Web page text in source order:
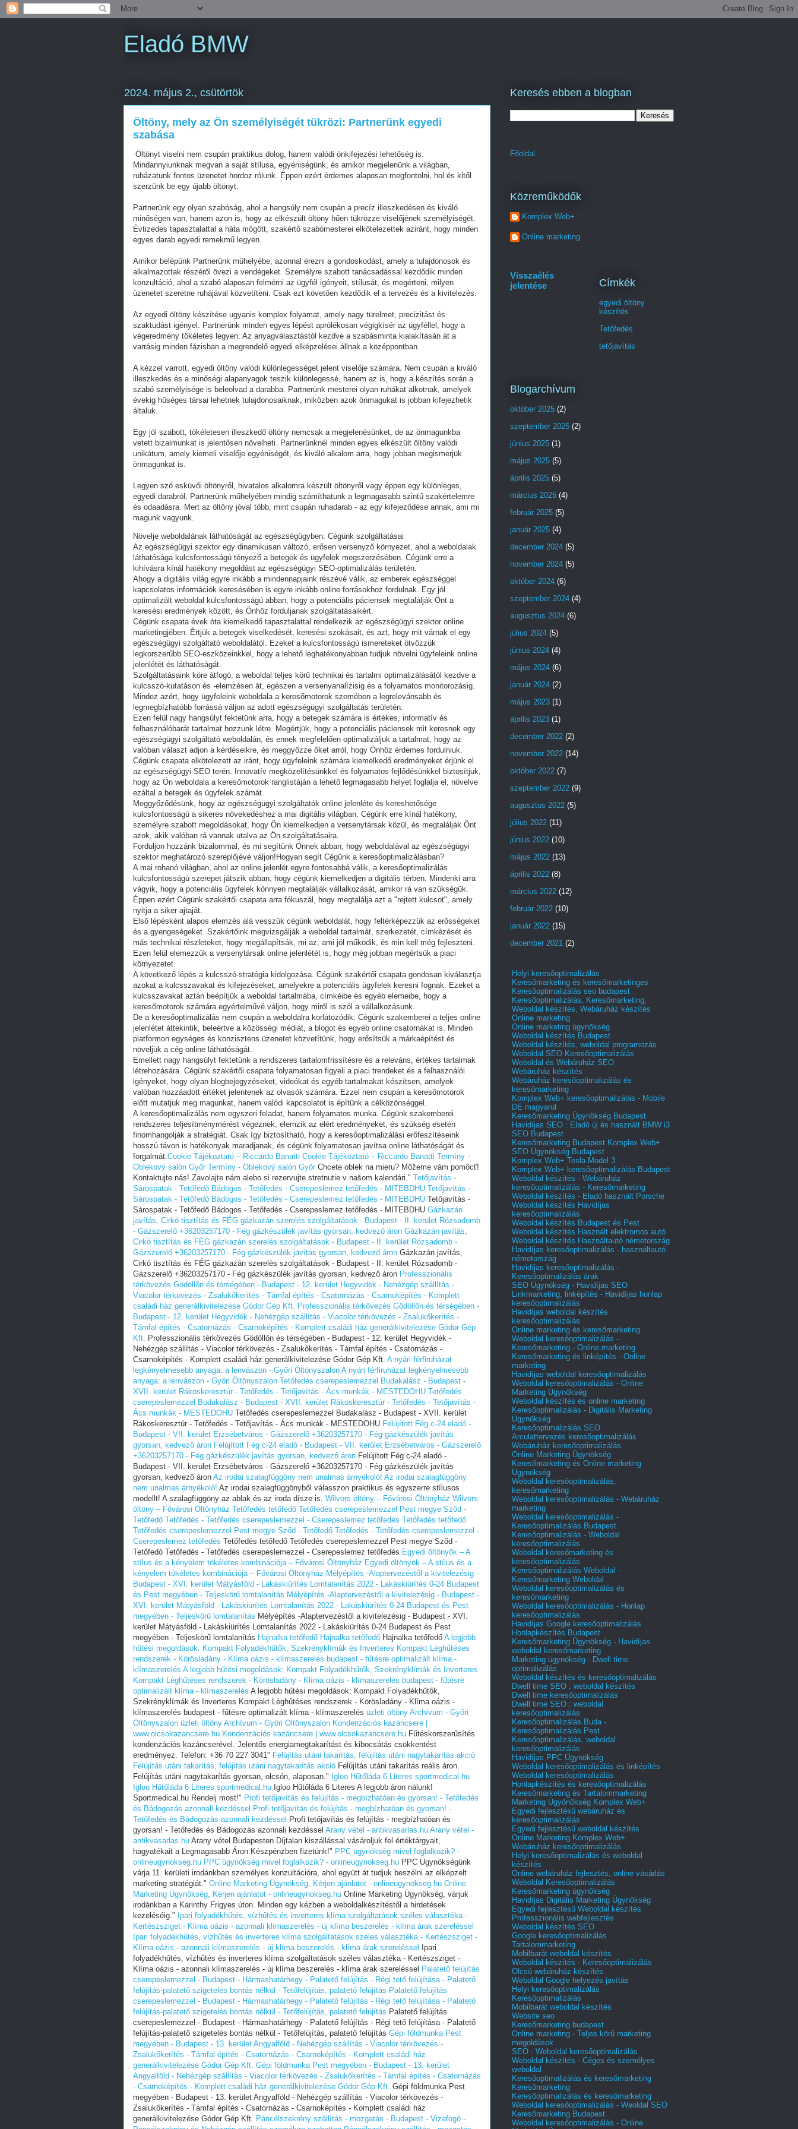
Eladó BMW
2024. május 2., csütörtök
Öltöny, mely az Ön személyiségét tükrözi: Partnerünk egyedi
szabása
Öltönyt viselni nem csupán praktikus dolog, hanem valódi önkifejezési lehetőség is.
Mindannyiunknak megvan a saját stílusa, egyéniségünk, és amikor megjelenünk a világban,
ruházatunk fontos üzenetet hordoz rólunk. Éppen ezért érdemes alaposan megfontolni, hol és kitől
szerzünk be egy újabb öltönyt.
Partnerünk egy olyan szabóság, ahol a hangsúly nem csupán a precíz illeszkedésen és kiváló
minőségen van, hanem azon is, hogy az elkészült öltöny hűen tükrözze viselőjének személyiségét.
Évtizedes tapasztalattal a háta mögött, szakértő szabómesterei elkötelezettek aziránt, hogy minden
egyes darab egyedi remekmű legyen.
Amikor belépünk Partnerünk műhelyébe, azonnal érezni a gondoskodást, amely a tulajdonosok és
alkalmazottak részéről övezi a vendégeket. Személyre szabott tanácsadással kezdődik minden
konzultáció, ahol a szabó alaposan felmérni az ügyfél igényeit, stílusát, és megérteni, milyen
üzenetet szeretne ruhájával közvetíteni. Csak ezt követően kezdődik el a tervezés és a kivitelezés.
Az egyedi öltöny készítése ugyanis komplex folyamat, amely nagy türelmet, precizitást és
szaktudást igényel. Partnerünk minden egyes lépést aprólékosan végigkísér az ügyféllel, hogy a
végeredmény tökéletes legyen. Az anyagválasztástól kezdve a szabásminta kialakításán át a
varrásig minden fázisban a megrendelő egyedi elképzelései állnak a középpontban.
A kézzel varrott, egyedi öltöny valódi különlegességet jelent viselője számára. Nem csupán a kiváló
illeszkedés és a minőségi alapanyagok teszik különlegessé, hanem az is, hogy a készítés során a
szabó személyisége is beleolvad a darabba. Partnerünk mesterei olyan ruhákat alkotnak, amelyek
évekig hűséges társai lehetnek tulajdonosaiknak, miközben azok önmagukat is jobban kifejezhetik
általuk.
Egy jól szabott, tökéletesen illeszkedő öltöny nemcsak a megjelenésünket, de az önmagunkba
vetett bizalmunkat is jelentősen növelheti. Partnerünknél minden egyes elkészült öltöny valódi
unikátum, amely kiemeli viselője egyéniségét, és kiváló alkalom arra, hogy jobban megismerjük
önmagunkat is.
Legyen szó esküvői öltönyről, hivatalos alkalomra készült öltönyről vagy éppen egy különleges,
egyedi darabról, Partnerünk műhelyében mindig számíthatunk a legmagasabb szintű szakértelemre
és odaadásra. Mert az öltöny jóval több, mint csupán ruhadarab - az egy kifejeződése annak, ami mi
magunk vagyunk.
Növelje weboldalának láthatóságát az egészségügyben: Cégünk szolgáltatásai
Az egészségügyi szektor egy dinamikusan változó, erősen versenyző környezet, ahol a weboldalak
láthatósága kulcsfontosságú tényező a betegek és ügyfelek megszerzésében. Cégünk erre a
kihívásra kínál hatékony megoldást az egészségügyi SEO-optimalizálás területén.
Ahogy a digitális világ egyre inkább a mindennapjaink részévé válik, az emberek egészséggel
kapcsolatos információk keresésében is egyre inkább online forrásokhoz fordulnak. Egy jól
optimalizált weboldal kulcsfontosságú abban, hogy a potenciális páciensek megtalálják Önt a
keresési eredmények között, és Önhöz forduljanak szolgáltatásaikért.
Cégünk csapata évek óta kiemelkedő tapasztalattal rendelkezik az egészségügyi szektor online
marketingjében. Értjük a betegek viselkedését, keresési szokásait, és azt, hogy mit várnak el egy
egészségügyi szolgáltató weboldalától. Ezeket a kulcsfontosságú ismereteket ötvözzük
legkorszerűbb SEO-eszközeinkkel, hogy a lehető leghatékonyabban tudjuk növelni ügyfeleink online
jelenlétét és láthatóságát.
Szolgáltatásaink köre átfogó: a weboldal teljes körű technikai és tartalmi optimalizálásától kezdve a
kulcsszó-kutatáson és -elemzésen át, egészen a versenyanalízisig és a folyamatos monitorozásig.
Mindez azért, hogy ügyfeleink weboldala a keresőmotorok szemében a legrelevánsabb és
legmegbízhatóbb forrássá váljon az adott egészségügyi szolgáltatás területén.
Ezen felül nagy hangsúlyt fektetünk arra, hogy a betegek számára is értékes, informatív és
felhasználóbarát tartalmat hozzunk létre. Megértjük, hogy a potenciális páciensek mit keresnek egy
egészségügyi szolgáltató weboldalán, és ennek megfelelően optimalizáljuk a tartalmat, hogy az
valóban választ adjon a kérdéseikre, és meggyőzze őket arról, hogy Önhöz érdemes fordulniuk.
Cégünk csapata elkötelezett az iránt, hogy ügyfeleink számára kiemelkedő eredményeket érjünk el
az egészségügyi SEO terén. Innovatív megközelítésünkkel és folyamatos fejlődésünkkel biztosítjuk,
hogy az Ön weboldala a keresőmotorok ranglistáján a lehető legmagasabb helyet foglalja el, növelve
ezáltal a betegek és ügyfelek számát.
Meggyőződésünk, hogy az egészségügyi szolgáltatók online jelenléte és kereshetősége
kulcsfontosságú a sikeres növekedéshez a mai digitális világban. Cégünk erre kínál hatékony,
személyre szabott megoldásokat, hogy Ön kiemelkedjen a versenytársak közül, és megtalálják Önt
azok, akik valóban rá vannak utalva az Ön szolgáltatásaira.
Forduljon hozzánk bizalommal, és mi segítünk Önnek abban, hogy weboldalával az egészségügyi
szektor meghatározó szereplőjévé váljon!Hogyan segít Cégünk a keresőoptimalizálásban?
A mai rohanó világban, ahol az online jelenlét egyre fontosabbá válik, a keresőoptimalizálás
kulcsfontosságú szerepet játszik abban, hogy cégünk kiemelkedjen a digitális térben. Mindenki arra
vágyik, hogy a potenciális ügyfelek könnyen megtalálják vállalkozását, amikor rá van szükségük.
Éppen ezért Cégünk szakértői csapata arra fókuszál, hogy megtalálja azt a "rejtett kulcsot", amely
nyitja a siker ajtaját.
Első lépésként alapos elemzés alá vesszük cégünk weboldalát, hogy feltérképezzük az erősségeket
és a gyengeségeket. Szakértőink megvizsgálják a weboldal tartalmát, szerkezetét, címkézését és
más technikai részleteket, hogy megállapítsák, mi az, ami jól működik, és min kell még fejleszteni.
Ezen felül elemezzük a versenytársak online jelenlétét is, hogy még jobban megértsük a piaci
környezetet.
A következő lépés a kulcsszó-stratégia kidolgozása. Cégünk szakértői csapata gondosan kiválasztja
azokat a kulcsszavakat és kifejezéseket, amelyekre a potenciális ügyfelek keresni fognak. Ezeket a
kulcsszavakat aztán beépítjük a weboldal tartalmába, címkéibe és egyéb elemeibe, hogy a
keresőmotorok számára egyértelművé váljon, hogy miről is szól a vállalkozásunk.
De a keresőoptimalizálás nem csupán a weboldalra korlátozódik. Cégünk szakemberei a teljes online
jelenlétet áttekintik, beleértve a közösségi médiát, a blogot és egyéb online csatornákat is. Minden
platformon egységes és konzisztens üzenetet közvetítünk, hogy erősítsük a márkaépítést és
növeljük a cég online láthatóságát.
Emellett nagy hangsúlyt fektetünk a rendszeres tartalomfrissítésre és a releváns, értékes tartalmak
létrehozására. Cégünk szakértői csapata folyamatosan figyeli a piaci trendeket és a felhasználói
igényeket, hogy olyan blogbejegyzéseket, videókat és egyéb tartalmakat készítsen, amelyek
valóban hozzáadott értéket jelentenek az olvasók számára. Ezzel nem csupán a keresőmotorok
előtt mutatjuk meg magunkat, hanem valódi kapcsolatot is építünk a célközönséggel.
A keresőoptimalizálás nem egyszeri feladat, hanem folyamatos munka. Cégünk szakemberei
rendszeres teljesítménymérést végeznek, elemzik az elért eredményeket, és szükség esetén
finomhangolják a stratégiát. Csak így biztosítható, hogy a keresőoptimalizálási erőfeszítéseink
hosszú távon is hatékonyak maradjanak, és cégünk folyamatosan javítsa online láthatóságát és
forgalmát.Cookie Tájékoztató – Riccardo Banatti Cookie Tájékoztató – Riccardo Banatti Termíny -
Oblekový salón Győr Termíny - Oblekový salón Győr Chcete oblek na mieru? Môžeme vám pomôcť!
Kontaktujte nás! Zavolajte nám alebo si rezervujte stretnutie v našom kalendári." Tetőjavítás -
Sárospatak - Tetőfedő Bádogos - Tetőfedés - Cserepeslemez tetőfedés - MITEBDHU Tetőjavítás -
Sárospatak - Tetőfedő Bádogos - Tetőfedés - Cserepeslemez tetőfedés - MITEBDHU Tetőjavítás -
Sárospatak - Tetőfedő Bádogos - Tetőfedés - Cserepeslemez tetőfedés - MITEBDHU Gázkazán
javítás, Cirkó tisztítás és FÉG gázkazán szerelés szolgáltatások - Budapest - II. kerület Rózsadomb
- Gázszerelő +36203257170 - Fég gázkészülék javítás gyorsan, kedvező áron Gázkazán javítás,
Cirkó tisztítás és FÉG gázkazán szerelés szolgáltatások - Budapest - II. kerület Rózsadomb -
Gázszerelő +36203257170 - Fég gázkészülék javítás gyorsan, kedvező áron Gázkazán javítás,
Cirkó tisztítás és FÉG gázkazán szerelés szolgáltatások - Budapest - II. kerület Rózsadomb -
Gázszerelő +36203257170 - Fég gázkészülék javítás gyorsan, kedvező áron Professzionális
térkövezés Gödöllőn és térségében - Budapest - 12. kerület Hegyvidék - Nehézgép szállítás -
Viacolor térkövezés - Zsalukőkerítés - Támfal építés - Csatornázás - Csarnoképítés - Komplett
családi ház generálkivitelezése Gódor Gép Kft. Professzionális térkövezés Gödöllőn és térségében -
Budapest - 12. kerület Hegyvidék - Nehézgép szállítás - Viacolor térkövezés - Zsalukőkerítés -
Támfal építés - Csatornázás - Csarnoképítés - Komplett családi ház generálkivitelezése Gódor Gép
Kft. Professzionális térkövezés Gödöllőn és térségében - Budapest - 12. kerület Hegyvidék -
Nehézgép szállítás - Viacolor térkövezés - Zsalukőkerítés - Támfal építés - Csatornázás -
Csarnoképítés - Komplett családi ház generálkivitelezése Gódor Gép Kft. A nyári férfiruházat
legkényelmesebb anyaga: a lenvászon - Győri Öltönyszalon A nyári férfiruházat legkényelmesebb
anyaga: a lenvászon - Győri Öltönyszalon Tetőfedés cserepeslemezzel Budakalász - Budapest -
XVII. kerület Rákoskeresztúr - Tetőfedés - Tetőjavítás - Ács munkák - MESTEDOHU Tetőfedés
cserepeslemezzel Budakalász - Budapest - XVII. kerület Rákoskeresztúr - Tetőfedés - Tetőjavítás -
Ács munkák - MESTEDOHU Tetőfedés cserepeslemezzel Budakalász - Budapest - XVII. kerület
Rákoskeresztúr - Tetőfedés - Tetőjavítás - Ács munkák - MESTEDOHU Felújított Fég c-24 eladó -
Budapest - VII. kerület Erzsébetváros - Gázszerelő +36203257170 - Fég gázkészülék javítás
gyorsan, kedvező áron Felújított Fég c-24 eladó - Budapest - VII. kerület Erzsébetváros - Gázszerelő
+36203257170 - Fég gázkészülék javítás gyorsan, kedvező áron Felújított Fég c-24 eladó -
Budapest - VII. kerület Erzsébetváros - Gázszerelő +36203257170 - Fég gázkészülék javítás
gyorsan, kedvező áron Az irodai szalagfüggöny nem unalmas árnyékoló! Az irodai szalagfüggöny
nem unalmas árnyékoló! Az irodai szalagfüggönyből válasszon praktikus és egyszerre stílusos
modellt! A szalagfüggöny az ablak és az iroda dísze is. Wilvors öltöny – Fővárosi Öltönyház Wilvors
öltöny – Fővárosi Öltönyház Tetőfedés tetőfedő Tetőfedés cserepeslemezzel Pest megye Sződ -
Tetőfedő Tetőfedés - Tetőfedés cserepeslemezzel - Cserepeslemez tetőfedés Tetőfedés tetőfedő
Tetőfedés cserepeslemezzel Pest megye Sződ - Tetőfedő Tetőfedés - Tetőfedés cserepeslemezzel -
Cserepeslemez tetőfedés Tetőfedés tetőfedő Tetőfedés cserepeslemezzel Pest megye Sződ -
Tetőfedő Tetőfedés - Tetőfedés cserepeslemezzel - Cserepeslemez tetőfedés Egyedi öltönyök – A
stílus és a kényelem tökéletes kombinációja – Fővárosi Öltönyház Egyedi öltönyök – A stílus és a
kényelem tökéletes kombinációja – Fővárosi Öltönyház Mélyépítés -Alaptervezéstől a kivitelezésig -
Budapest - XVI. kerület Mátyásföld - Lakáskiürítés Lomtalanítás‎ 2022 - Lakáskiürítés 0-24 Budapest
és Pest megyében‎ - Teljeskörű lomtalanítás Mélyépítés -Alaptervezéstől a kivitelezésig - Budapest -
XVI. kerület Mátyásföld - Lakáskiürítés Lomtalanítás‎ 2022 - Lakáskiürítés 0-24 Budapest és Pest
megyében‎ - Teljeskörű lomtalanítás Mélyépítés -Alaptervezéstől a kivitelezésig - Budapest - XVI.
kerület Mátyásföld - Lakáskiürítés Lomtalanítás‎ 2022 - Lakáskiürítés 0-24 Budapest és Pest
megyében‎ - Teljeskörű lomtalanítás Hajnalka tetőfedő Hajnalka tetőfedő Hajnalka tetőfedő A legjobb
hűtési megoldások: Kompakt Folyadékhűtők, Szekrényklímák és Inverteres Kompakt Léghűtéses
rendszerek - Körösladány - Klíma oázis - klímaszerelés budapest - fűtésre optimalizált klíma -
klímaszerelés A legjobb hűtési megoldások: Kompakt Folyadékhűtők, Szekrényklímák és Inverteres
Kompakt Léghűtéses rendszerek - Körösladány - Klíma oázis - klímaszerelés budapest - fűtésre
optimalizált klíma - klímaszerelés A legjobb hűtési megoldások: Kompakt Folyadékhűtők,
Szekrényklímák és Inverteres Kompakt Léghűtéses rendszerek - Körösladány - Klíma oázis -
klímaszerelés budapest - fűtésre optimalizált klíma - klímaszerelés üzleti öltöny Archívum - Győri
Öltönyszalon üzleti öltöny Archívum - Győri Öltönyszalon Kondenzációs kazáncsere |
www.olcsokazancsere.hu Kondenzációs kazáncsere | www.olcsokazancsere.hu Fűtéskorszerűsítés
kondenzációs kazáncserével. Jelentős energiamegtakarítást és kibocsátás csökkentést
eredményez. Telefon: +36 70 227 3041" Felújítás utáni takarítás, felújítás utáni nagytakarítás akció
Felújítás utáni takarítás, felújítás utáni nagytakarítás akció Felújítás utáni takarítás reális áron.
Felújítás utáni nagytakarítás gyorsan, olcsón, alaposan." Igloo Hűtőláda 6 Literes sportmedical.hu
Igloo Hűtőláda 6 Literes sportmedical.hu Igloo Hűtőláda 6 Literes A legjobb áron nálunk!
Sportmedical.hu Rendelj most!" Profi tetőjavítás és felújítás - megbízhatóan és gyorsan! - Tetőfedés
és Bádogozás azonnali kezdéssel Profi tetőjavítás és felújítás - megbízhatóan és gyorsan! -
Tetőfedés és Bádogozás azonnali kezdéssel Profi tetőjavítás és felújítás - megbízhatóan és
gyorsan! - Tetőfedés és Bádogozás azonnali kezdéssel Arany vétel - antikvasarlas.hu Arany vétel -
antikvasarlas.hu Arany vétel Budapesten Díjtalan kiszállással vásároljuk fel értéktárgyait,
hagyatékait a Legmagasabb Áron Készpénzben fizetünk!" PPC ügynökség mivel foglalkozik? -
onlineugynokseg.hu PPC ügynökség mivel foglalkozik? - onlineugynokseg.hu PPC Ügynökségünk
várja 11. kerületi irodánkban személyes konzultációra, ahol együtt át tudjuk beszélni az elképzelt
marketing stratégiát." Online Marketing Ügynökség, Kérjen ajánlatot - onlineugynokseg.hu Online
Marketing Ügynökség, Kérjen ajánlatot - onlineugynokseg.hu Online Marketing Ügynökség, várjuk
irodánkban a Karinthy Frigyes úton. Minden egy kézben a weboldalkészítéstől a hirdetések
kezeléséig." Ipari folyadékhűtés, vízhűtés és inverteres klíma szolgáltatások széles választéka -
Kertészsziget - Klíma oázis - azonnali klímaszerelés - új klíma beszerelés - klíma árak szereléssel
Ipari folyadékhűtés, vízhűtés és inverteres klíma szolgáltatások széles választéka - Kertészsziget -
Klíma oázis - azonnali klímaszerelés - új klíma beszerelés - klíma árak szereléssel
Ipari
folyadékhűtés, vízhűtés és inverteres klíma szolgáltatások széles választéka - Kertészsziget -
Klíma oázis - azonnali klímaszerelés - új klíma beszerelés - klíma árak szereléssel Palatető felújítás
cserepeslemezzel - Budapest - Hármashatárhegy - Palatető felújítás - Régi tető felújítása - Palatető
felújítás-palatető szigetelés bontás nélkül - Tetőfelújítás, palatető felújítás Palatető felújítás
cserepeslemezzel - Budapest - Hármashatárhegy - Palatető felújítás - Régi tető felújítása - Palatető
felújítás-palatető szigetelés bontás nélkül - Tetőfelújítás, palatető felújítás Palatető felújítás
cserepeslemezzel - Budapest - Hármashatárhegy - Palatető felújítás - Régi tető felújítása - Palatető
felújítás-palatető szigetelés bontás nélkül - Tetőfelújítás, palatető felújítás Gépi földmunka Pest
megyében - Budapest - 13. kerület Angyalföld - Nehézgép szállítás - Viacolor térkövezés -
Zsalukőkerítés - Támfal építés - Csatornázás - Csarnoképítés - Komplett családi ház
generálkivitelezése Gódor Gép Kft. Gépi földmunka Pest megyében - Budapest - 13. kerület
Angyalföld - Nehézgép szállítás - Viacolor térkövezés - Zsalukőkerítés - Támfal építés - Csatornázás
- Csarnoképítés - Komplett családi ház generálkivitelezése Gódor Gép Kft. Gépi földmunka Pest
megyében - Budapest - 13. kerület Angyalföld - Nehézgép szállítás - Viacolor térkövezés -
Zsalukőkerítés - Támfal építés - Csatornázás - Csarnoképítés - Komplett családi ház
generálkivitelezése Gódor Gép Kft. Páncélszekrény szállítás - mozgatás - Budapest - Vizafogó -
Keresés ebben a blogban
Főoldal
Közreműködők
Komplex Web+
Online marketing
Visszaélés
jelentése
Címkék
egyedi öltöny
készítés
Tetőfedés
tetőjavítás
Blogarchívum
október 2025 (2)
szeptember 2025 (2)
június 2025 (1)
május 2025 (5)
április 2025 (5)
március 2025 (4)
február 2025 (5)
január 2025 (4)
december 2024 (5)
november 2024 (5)
október 2024 (6)
szeptember 2024 (4)
augusztus 2024 (6)
július 2024 (5)
június 2024 (4)
május 2024 (6)
január 2024 (2)
május 2023 (1)
április 2023 (1)
december 2022 (2)
november 2022 (14)
október 2022 (7)
szeptember 2022 (9)
augusztus 2022 (5)
július 2022 (11)
június 2022 (10)
május 2022 (13)
április 2022 (8)
március 2022 (12)
február 2022 (10)
január 2022 (15)
december 2021 (2)
Helyi keresőoptimalizálás
Keresőmarketing és keresőmarketinges
Keresőoptimalizálás seo budapest
Keresőoptimalizálás, Keresőmarketing,
Weboldal készítés, Webáruház készítés
Online marketing
Online marketing ügynökség
Weboldal készítés Budapest
Weboldal készítés, weboldal programozás
Weboldal SEO Keresőoptimalizálás
Weboldal és Webáruház SEO
Webáruház készítés
Webáruház keresőoptimalizálás és
keresőmarketing
Komplex Web+ keresőoptimalizálás - Mobile
DE magyarul
Keresőmarketing Ügynökség Budapest
Havidíjas SEO : Eladó új és használt BMW i3
SEO Budapest
Keresőmarketing Budapest Komplex Web+
SEO Ügynökség Budapest
Komplex Web+ Tesla Model 3
Komplex Web+ keresőoptimalizálás Budapest
Weboldal készítés - Webáruház
keresőoptimalizálás - Keresőmarketing
Weboldal készítés - Eladó használt Porsche
Weboldal készítés Havidíjas
keresőoptimalizálás
Weboldal készítés Budapest és Pest
Weboldal készítés Használt elektromos autó
Weboldal készítés Használtautó németország
Havidíjas keresőoptimalizálás - használtautó
németország
Havidíjas keresőoptimalizálás -
Keresőoptimalizálás árak
SEO Ügynökség - Havidíjas SEO
Linkmarketing, linképítés - Havidíjas honlap
keresőoptimalizálás
Havidíjas weboldal készítés
keresőoptimalizálás
Online marketing és keresőmarketing
Weboldal keresőoptimalizálás -
Keresőmarketing - Online marketing
Keresőmarketing és linképítés - Online
marketing
Havidíjas weboldal keresőoptimalizálás
Weboldal keresőoptimalizálás - Online
Marketing Ügynökség
Weboldal készítés és online marketing
Keresőoptimalizálás - Digitális Marketing
Ügynökség
Keresőoptimalizálás SEO
Arculattervezés keresőoptimalizálás
Webáruház keresőoptimalizálás
Online Marketing Ügynökség
Keresőmarketing és Online marketing
Ügynökség
Weboldal keresőoptimalizálás,
keresőmarketing
Weboldal keresőoptimalizálás - Webáruház
marketing
Weboldal keresőoptimalizálás -
Keresőoptimalizálás Budapest
Keresőoptimalizálás - Weboldal
keresőoptimalizálás
Weboldal keresőmarketing és
keresőoptimalizálás
Keresőoptimalizálás Weboldal -
Keresőmarketing Weboldal
Weboldal keresőoptimalizálás és
keresőmarketing
Weboldal keresőoptimalizálás - Honlap
keresőoptimalizálás
Havidíjas Google keresőoptimalizálás
Honlapkészítés Budapest
Keresőmarketing Ügynökség - Havidíjas
weboldal keresőmarketing
Marketing ügynökség - Dwell time
optimalizálás
Weboldal készítés és keresőoptimalizálás
Dwell time SEO : weboldal készítés
Dwell time keresőoptimalizálás
Dwell time SEO : weboldal
keresőoptimalizálás
Keresőoptimalizálás Buda -
Keresőoptimalizálás Pest
Keresőoptimalizálás, weboldal
keresőoptimalizálás
Havidíjas PPC Ügynökség
Weboldal keresőoptimalizálás és linképítés
Weboldal keresőoptimalizálás
Honlapkészítés és keresőoptimalizálás
Keresőmarketing és Tartalommarketing
Marketing Ügyönökség Komplex Web+
Egyedi fejlesztésű webáruház és
keresőoptimalizálás
Egyedi fejlesztésű weboldal készítés
Online Marketing Komplex Web+
Webáruház keresőoptimalizálás
Helyi keresőoptimalizálás és weboldal
készítés
Online webáruház fejlesztés, online vásárlás
Weboldal Keresőoptimalizálás
Keresőmarketing ügynökség
Havidíjas Digitális Marketing Ügynökség
Egyedi fejlesztésű Weboldal készítés
Professzionális webfejlesztés
Weboldal készítés SEO
Google keresőoptimalizálás
Tartalommarketing
Mobilbarát weboldal készítés
Weboldal készítés - Keresőoptimalizálás
Olcsó webáruház készítés
Weboldal Google helyezés javítás
Helyi keresőoptimalizálás
Keresőoptimalizálás
Mobilbarát weboldal készítés
Website seo
Keresőmarketing budapest
Online marketing - Teljes körű marketing
megoldások
SEO - Weboldal keresőoptimalizálás
Weboldal készítés - Céges és személyes
weboldal
Keresőoptimalizálás és keresőmarketing
Keresőmarketing
Keresőoptimalizálás és keresőmarketing
Weboldal keresőoptimalizálás - Weoldal SEO
Keresőmarketing Budapest
Weboldal keresőoptimalizálás - Online